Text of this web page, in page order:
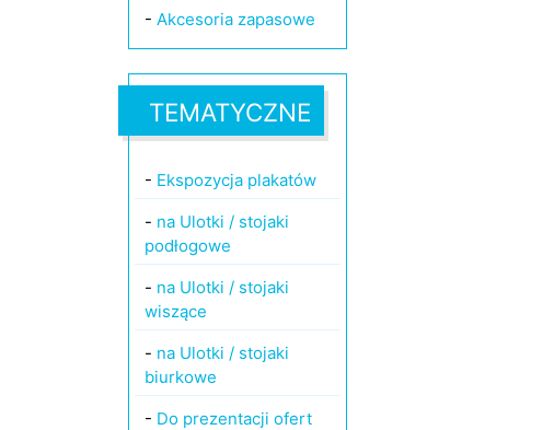
- Akcesoria zapasowe
TEMATYCZNE
- Ekspozycja plakatów
- na Ulotki / stojaki
podłogowe
- na Ulotki / stojaki
wiszące
- na Ulotki / stojaki
biurkowe
- Do prezentacji ofert